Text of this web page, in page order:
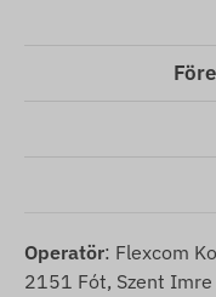
Operatör: Flexcom
2151 Fót, Szent